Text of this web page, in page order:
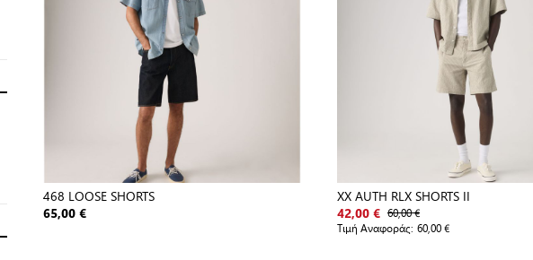
468 LOOSE SHORTS
65,00 €
XX AUTH RLX SHORTS II
42,00 € 60,00 €
Τιμή Αναφοράς: 60,00 €